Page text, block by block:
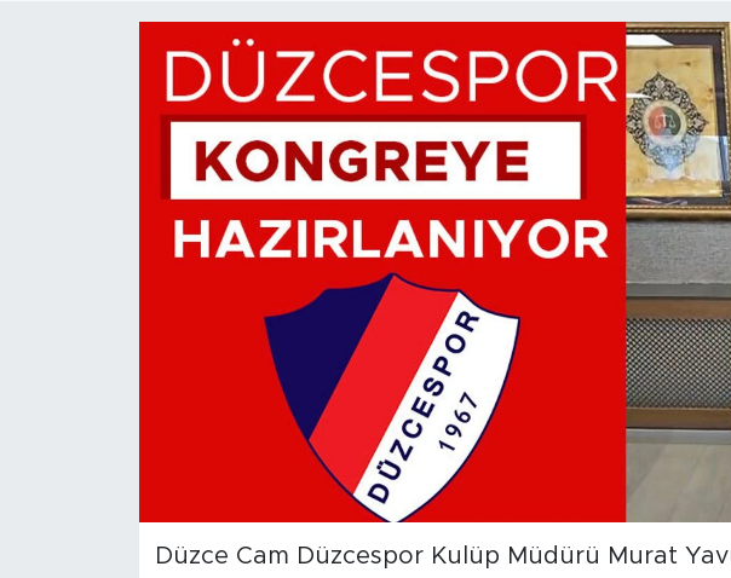
Düzce Cam Düzcespor Kulüp Müdürü Murat